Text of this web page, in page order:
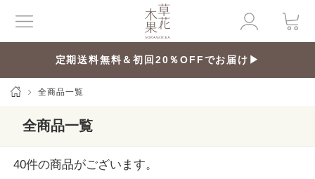
定期送料無料＆初回20％OFFでお届け▶
全商品一覧
全商品一覧
40件の商品がございます。